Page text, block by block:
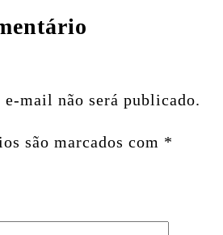
e-mail não será publicado.
são marcados com *